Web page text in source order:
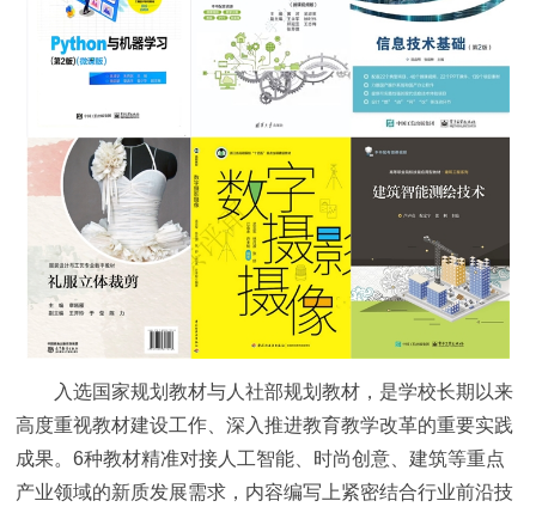
入选国家规划教材与人社部规划教材，是学校长期以来
高度重视教材建设工作、深入推进教育教学改革的重要实践
成果。6种教材精准对接人工智能、时尚创意、建筑等重点
产业领域的新质发展需求，内容编写上紧密结合行业前沿技